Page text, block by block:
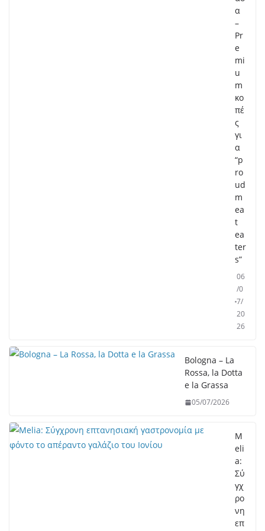
α
–
Pr
e
mi
u
m
κο
πέ
ς
γι
α
“p
ro
ud
m
ea
t
ea
ter
s”
06
/0
7/
20
26
Bologna – La
Rossa, la Dotta
e la Grassa
05/07/2026
M
eli
a:
Σύ
γχ
ρο
νη
επ